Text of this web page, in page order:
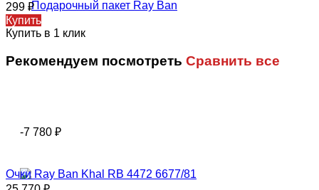
299 ₽
Купить
Купить в 1 клик
Рекомендуем посмотреть Сравнить все
-7 780 ₽
Очки Ray Ban Khal RB 4472 6677/81